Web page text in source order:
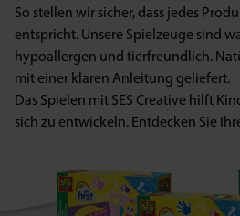
So stellen wir sicher, dass jedes
entspricht. Unsere Spielzeuge sind
hypoallergen und tierfreundlich.
mit einer klaren Anleitung geliefert.
Das Spielen mit SES Creative hilft
sich zu entwickeln. Entdecken Sie